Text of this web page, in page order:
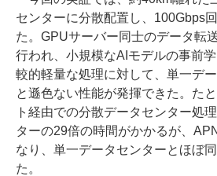
センターに分散配置し、100Gbps
た。GPUサーバー同士のデータ転
行われ、小規模なAIモデルの事前
較的軽量な処理に対して、単一デ
と遜色ない性能が発揮できた。た
ト経由での分散データセンター処
ターの29倍の時間がかかるが、
なり、単一データセンターとほぼ
た。